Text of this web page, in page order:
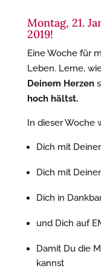
Montag, 21.
2019!
Eine Woche für
Leben. Lerne,
Deinem Herzen
hoch hältst.
In dieser Woche
Dich mit
Dich mit
Dich in
und Dich auf
Damit Du die
kannst